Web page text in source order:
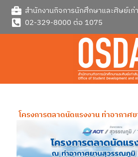
content
สำนักงานกิจการนักศึกษาและศิษย์เ
02-329-8000 ต่อ 1075
โครงการตลาดนัดแรงงาน ท่าอากา